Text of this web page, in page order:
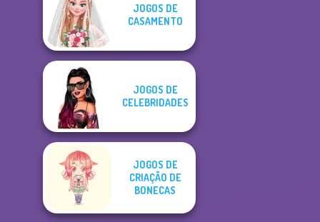
JOGOS DE
CASAMENTO
JOGOS DE
CELEBRIDADES
JOGOS DE
CRIAÇÃO DE
BONECAS